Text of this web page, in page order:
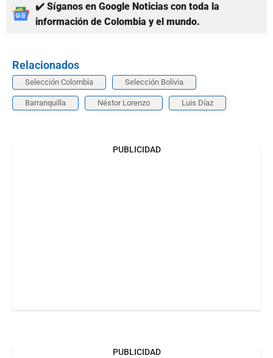
✔️ Síganos en Google Noticias con toda la
información de Colombia y el mundo.
Relacionados
Selección Colombia Selección Bolivia
Barranquilla Néstor Lorenzo Luis Díaz
PUBLICIDAD
PUBLICIDAD